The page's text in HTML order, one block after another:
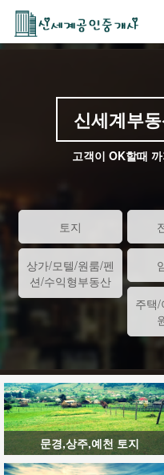
신세계부
고객이 OK할때
토지
상가/모텔/원룸/펜
션/수익형부동산
주택
문경,상주,예천 토지